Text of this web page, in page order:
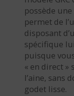
possède
permet de
disposant
spécifique
puisque
« en direct »
l’aine, sans
godet lisse.